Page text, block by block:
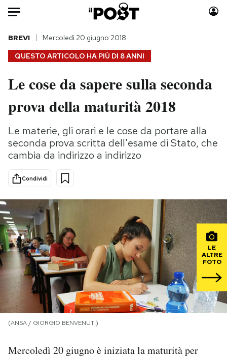
Auto
HOME
Italia
Politica
Tecnologia
Internet
Scienza
Cultura
Economia
Sport
Moda
Libri
Consumismi
Storie/Idee
Ok Boomer!
Media
Mondiali calcio 2026
PODCAST
NEWSLETTER
I MIEI PREFERITI
SHOP
QUESTO ARTICOLO HA PIÙ DI 8 ANNI
BREVI Mercoledì 20 giugno 2018
Le cose da sapere sulla seconda
prova della maturità 2018
Le materie, gli orari e le cose da portare alla
seconda prova scritta dell'esame di Stato, che
cambia da indirizzo a indirizzo
Condividi
LE
ALTRE
FOTO
(ANSA / GIORGIO BENVENUTI)
Mercoledì 20 giugno è iniziata la maturità per